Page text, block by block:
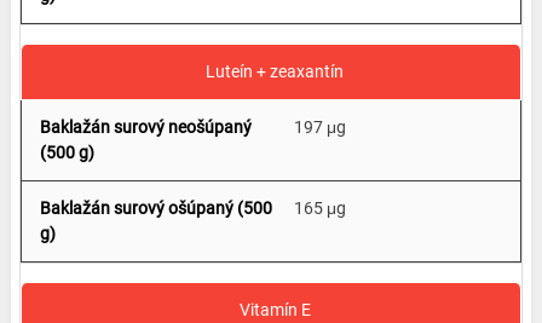
Luteín + zeaxantín
197 μg
165 μg
Vitamín E